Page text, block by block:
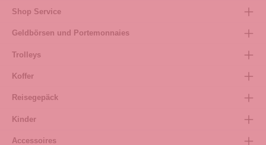
Shop Service
Geldbörsen und Portemonnaies
Trolleys
Koffer
Reisegepäck
Kinder
Accessoires